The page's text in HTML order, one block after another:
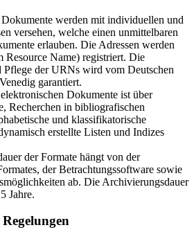
werden mit individuellen und
versehen, welche einen unmittelbaren
erlauben. Die Adressen werden
Name) registriert. Die
der URNs wird vom Deutschen
garantiert.
Dokumente ist über
Recherchen in bibliografischen
und klassifikatorische
erstellte Listen und Indizes
der Formate hängt von der
der Betrachtungssoftware sowie
ab. Die Archivierungsdauer
Jahre.